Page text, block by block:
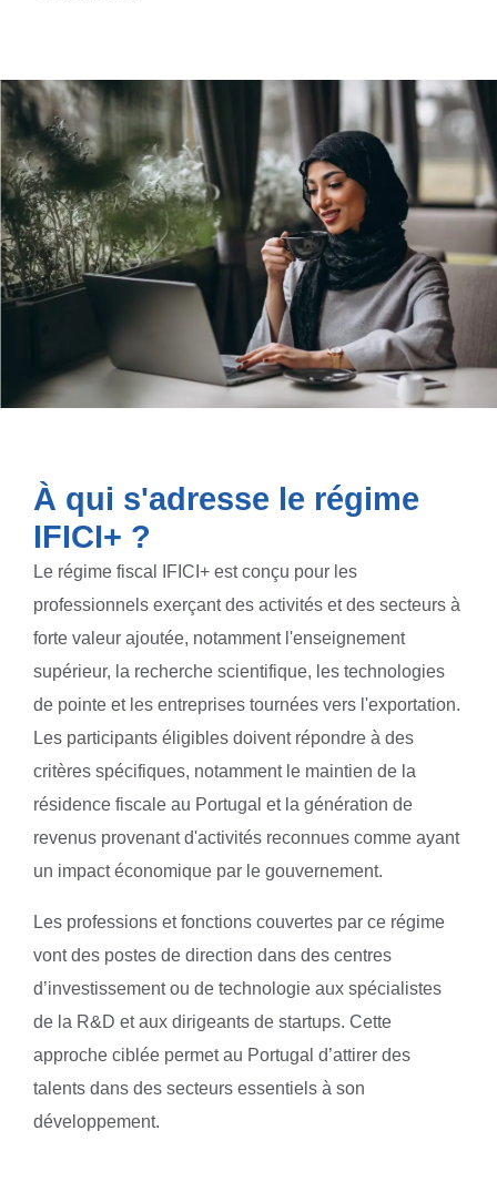
À qui s'adresse le régime
IFICI+ ?
Le régime fiscal IFICI+ est conçu pour les
professionnels exerçant des activités et des secteurs à
forte valeur ajoutée, notamment l'enseignement
supérieur, la recherche scientifique, les technologies
de pointe et les entreprises tournées vers l'exportation.
Les participants éligibles doivent répondre à des
critères spécifiques, notamment le maintien de la
résidence fiscale au Portugal et la génération de
revenus provenant d'activités reconnues comme ayant
un impact économique par le gouvernement.
Les professions et fonctions couvertes par ce régime
vont des postes de direction dans des centres
d’investissement ou de technologie aux spécialistes
de la R&D et aux dirigeants de startups. Cette
approche ciblée permet au Portugal d’attirer des
talents dans des secteurs essentiels à son
développement.